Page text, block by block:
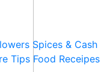
Spices & Cash
Tips Food Receipes